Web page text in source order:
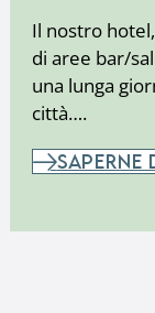
Il nostro
di aree bar/
una lunga
città….
SAPERNE